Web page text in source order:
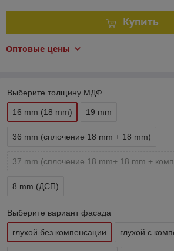
Купить
Оптовые цены
Выберите толщину МДФ
16 mm (18 mm) 19 mm
36 mm (сплочение 18 mm + 18 mm)
37 mm (сплочение 18 mm+ 18 mm +
8 mm (ДСП)
Выберите вариант фасада
глухой без компенсации глухой с